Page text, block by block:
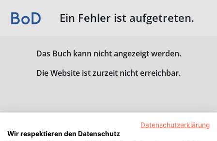
Ein Fehler ist aufgetreten.
Das Buch kann nicht angezeigt werden.
Die Website ist zurzeit nicht erreichbar.
Datenschutzerklärung
Wir respektieren den Datenschutz